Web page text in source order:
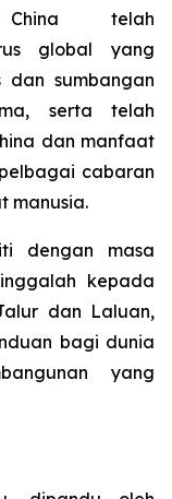
China telah
global yang
dan sumbangan
serta telah
dan manfaat
cabaran
manusia.
dengan masa
kepada
dan Laluan,
bagi dunia
yang